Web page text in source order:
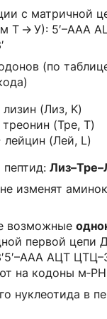
с матричной
Т → У): 5′–ААА
(по
(Лиз, K)
(Тре, T)
(Лей, L)
изменят
возможные
первой цепи
АЦТ
на кодоны
нуклеотида в